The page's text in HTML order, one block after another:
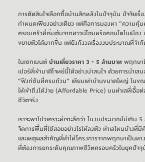
การตัดสินใจเลือกซื้อบ้านสักหลังในปัจจุบัน ปัจจัยเรื่
กำหนดเพียงอย่างเดียว แต่คือการมองหา "ความคุ้ม
ครอบครัวที่เริ่มต้นจากทาวน์โฮมหรือคอนโดในเมือ
ขยายตัวได้มากขึ้น แต่ยังกังวลเรื่องงบประมาณที่จำ
ในเซกเมนต์ บ้านเดี่ยวราคา 3 - 5 ล้านบาท พฤกษา
เปอร์ที่เข้ามาตีโจทย์นี้ได้อย่างน่าสนใจ ด้วยการนำเส
"ฟังก์ชันที่ครบถ้วน" เทียบเท่าบ้านขนาดใหญ่ ในขณ
ให้เข้าถึงได้ง่าย (Affordable Price) บนทำเลที่เอื้อต่
ชีวิตจริง
เราจะพาไปวิเคราะห์เจาะลึกว่า ในงบประมาณไม่เกิ
จัดการพื้นที่ใช้สอยอย่างไรให้ลงตัว ทำเลไหนบ้างที่
และเหตุผลสำคัญที่ทำให้โครงการจากพฤกษาเป็นท
ที่ต้องการยกระดับคุณภาพชีวิตครอบครัวในยุคปัจจุ